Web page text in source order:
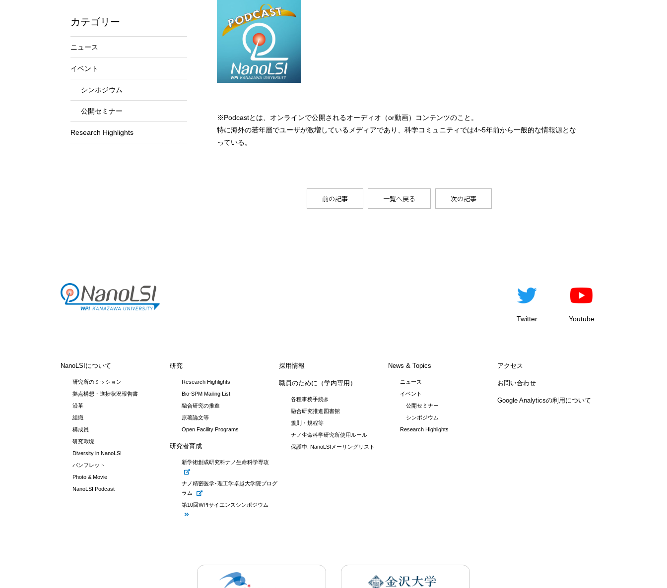
カテゴリー
ニュース
イベント
シンポジウム
公開セミナー
Research Highlights
※Podcastとは、オンラインで公開されるオーディオ（or動画）コンテンツのこと。
特に海外の若年層でユーザが激増しているメディアであり、科学コミュニティでは4~5年前から一般的な情報源とな
っている。
前の記事 一覧へ戻る 次の記事
Twitter Youtube
NanoLSIについて
研究所のミッション
拠点構想・進捗状況報告書
沿革
組織
構成員
研究環境
Diversity in NanoLSI
パンフレット
Photo & Movie
NanoLSI Podcast
研究
Research Highlights
Bio-SPM Mailing List
融合研究の推進
原著論文等
Open Facility Programs
研究者育成
新学術創成研究科ナノ生命科学専攻
ナノ精密医学･理工学卓越大学院プログ
ラム
第10回WPIサイエンスシンポジウム
採用情報
職員のために（学内専用）
各種事務手続き
融合研究推進図書館
規則・規程等
ナノ生命科学研究所使用ルール
保護中: NanoLSIメーリングリスト
News & Topics
ニュース
イベント
公開セミナー
シンポジウム
Research Highlights
アクセス
お問い合わせ
Google Analyticsの利用について